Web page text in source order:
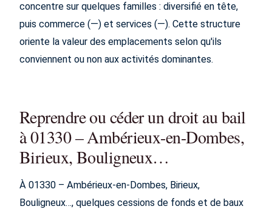
concentre sur quelques familles : diversifié en tête,
puis commerce (—) et services (—). Cette structure
oriente la valeur des emplacements selon qu'ils
conviennent ou non aux activités dominantes.
Reprendre ou céder un droit au bail
à 01330 – Ambérieux-en-Dombes,
Birieux, Bouligneux…
À 01330 – Ambérieux-en-Dombes, Birieux,
Bouligneux…, quelques cessions de fonds et de baux